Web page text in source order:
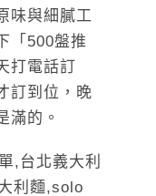
味與細膩工
「500盤推
打電話訂
訂到位，晚
滿的。